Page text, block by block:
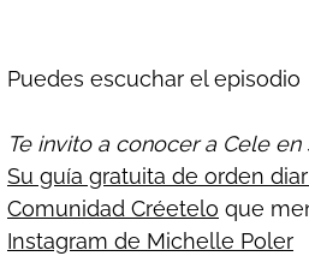
Puedes escuchar el episodio
Te invito a conocer a Cele
Su guía gratuita de orden
Comunidad Créetelo que
Instagram de Michelle Poler